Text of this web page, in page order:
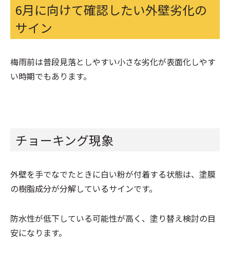
6月に向けて確認したい外壁劣化の
サイン
梅雨前は普段見落としやすい小さな劣化が表面化しやす
い時期でもあります。
チョーキング現象
外壁を手でなでたときに白い粉が付着する状態は、塗膜
の樹脂成分が分解しているサインです。
防水性が低下している可能性が高く、塗り替え検討の目
安になります。